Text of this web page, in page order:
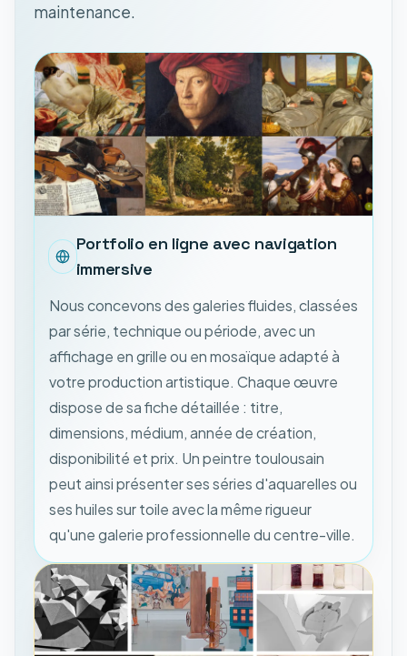
maintenance.
Portfolio en ligne avec navigation
immersive
Nous concevons des galeries fluides, classées
par série, technique ou période, avec un
affichage en grille ou en mosaïque adapté à
votre production artistique. Chaque œuvre
dispose de sa fiche détaillée : titre,
dimensions, médium, année de création,
disponibilité et prix. Un peintre toulousain
peut ainsi présenter ses séries d'aquarelles ou
ses huiles sur toile avec la même rigueur
qu'une galerie professionnelle du centre-ville.